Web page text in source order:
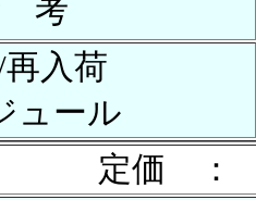
考
入荷
ュール
定価 ：